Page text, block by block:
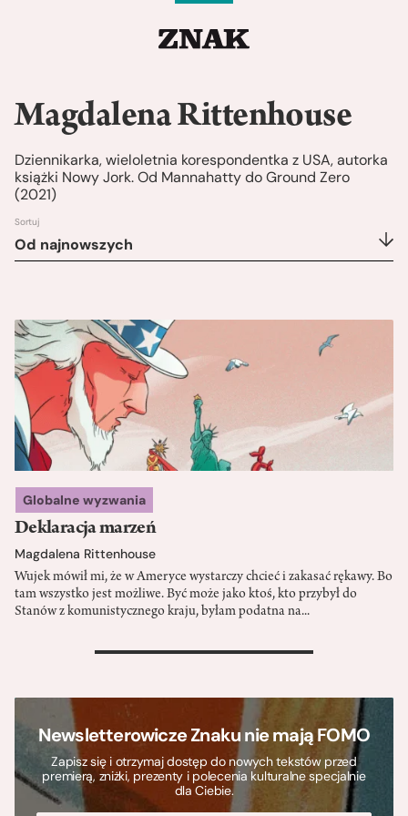
Magdalena Rittenhouse
Dziennikarka, wieloletnia korespondentka z USA, autorka
książki Nowy Jork. Od Mannahatty do Ground Zero
(2021)
Sortuj
Od najnowszych
Globalne wyzwania
Deklaracja marzeń
Magdalena Rittenhouse
Wujek mówił mi, że w Ameryce wystarczy chcieć i zakasać rękawy. Bo
tam wszystko jest możliwe. Być może jako ktoś, kto przybył do
Stanów z komunistycznego kraju, byłam podatna na...
>
Newsletterowicze Znaku nie mają FOMO
Zapisz się i otrzymaj dostęp do nowych tekstów przed
premierą, zniżki, prezenty i polecenia kulturalne specjalnie
dla Ciebie.